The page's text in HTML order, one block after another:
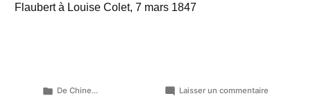
Flaubert à Louise Colet, 7 mars 1847
Publié
De Chine... Laisser un commentaire